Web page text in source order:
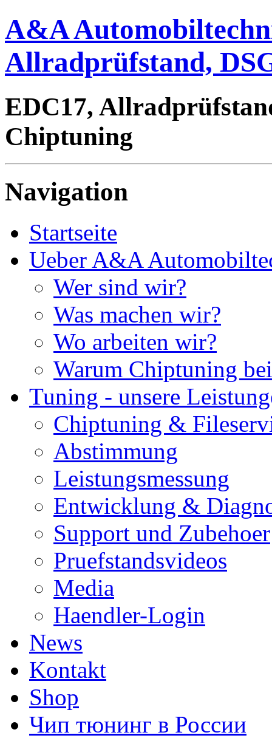
A&A
Allradprüfstand,
EDC17,
Chiptuning
Navigation
Startseite
Ueber A&A
Wer sind wir?
Was machen wir?
Wo arbeiten wir?
Warum Chiptuning
Tuning - unsere
Chiptuning &
Abstimmung
Leistungsmessung
Entwicklung &
Support und Zubehoer
Pruefstandsvideos
Media
Haendler-Login
News
Kontakt
Shop
Чип тюнинг в России